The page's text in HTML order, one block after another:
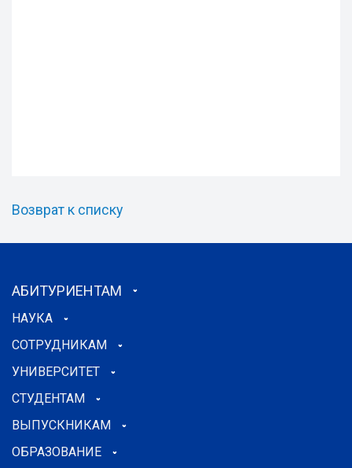
Возврат к списку
АБИТУРИЕНТАМ
НАУКА
СОТРУДНИКАМ
УНИВЕРСИТЕТ
СТУДЕНТАМ
ВЫПУСКНИКАМ
ОБРАЗОВАНИЕ